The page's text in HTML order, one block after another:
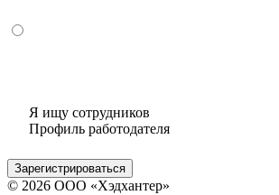
Я ищу сотрудников
Профиль работодателя
Зарегистрироваться
© 2026 ООО «Хэдхантер»